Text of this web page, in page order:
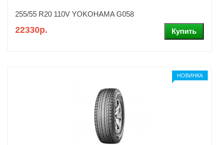
255/55 R20 110V YOKOHAMA G058
22330р.
НОВИНКА